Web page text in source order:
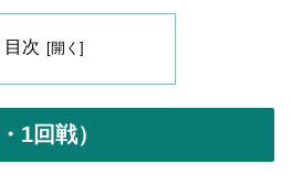
目次
1回戦）